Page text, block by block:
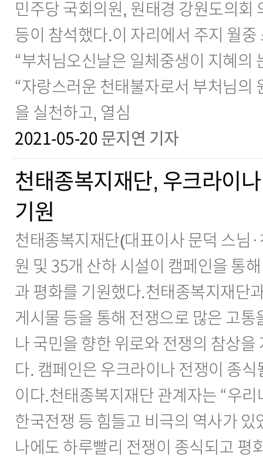
민주당 국회의원, 원태경 강원도의회
등이 참석했다.이 자리에서 주지 월중
“부처님오신날은 일체중생이 지혜의
“자랑스러운 천태불자로서 부처님의
을 실천하고, 열심
2021-05-20 문지연 기자
천태종복지재단, 우크라이
기원
천태종복지재단(대표이사 문덕 스님
원 및 35개 산하 시설이 캠페인을 통
과 평화를 기원했다.천태종복지재단
게시물 등을 통해 전쟁으로 많은 고통
나 국민을 향한 위로와 전쟁의 참상을
다. 캠페인은 우크라이나 전쟁이 종식
이다.천태종복지재단 관계자는 “우
한국전쟁 등 힘들고 비극의 역사가 있
나에도 하루빨리 전쟁이 종식되고 평